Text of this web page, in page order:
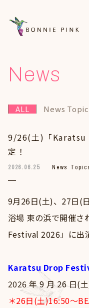
News
ALL News
9/26(土)「
定！
2026.06.25 News
9⽉26⽇(⼟)、27⽇(
浴場 東の浜で開催
Festival 2026」に出
Karatsu Drop
2026 年 9 ⽉ 26 ⽇(
＊26日(土)16:50～